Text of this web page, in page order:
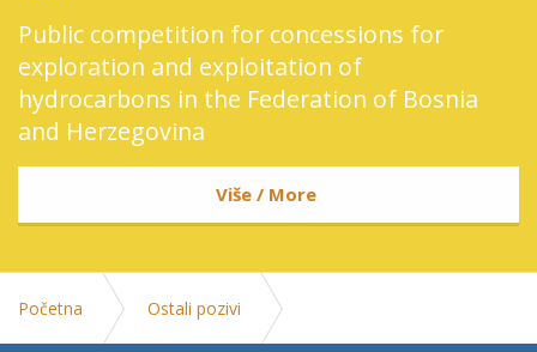
Public competition for concessions for
exploration and exploitation of
hydrocarbons in the Federation of Bosnia
and Herzegovina
Više / More
Početna Ostali pozivi